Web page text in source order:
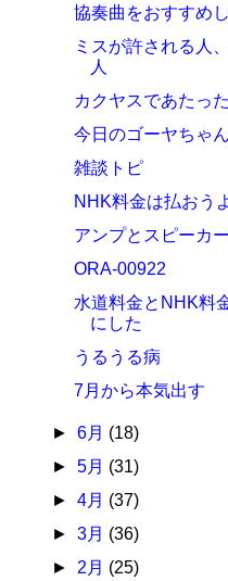
協奏曲をおすすめ
ミスが許される人
人
カクヤスであたった
今日のゴーヤちゃん
雑談トピ
NHK料金は払おう
アンプとスピーカ
ORA-00922
水道料金とNHK料
にした
うるうる病
7月から本気出す
►6月 (18)
►5月 (31)
►4月 (37)
►3月 (36)
► 2月 (25)